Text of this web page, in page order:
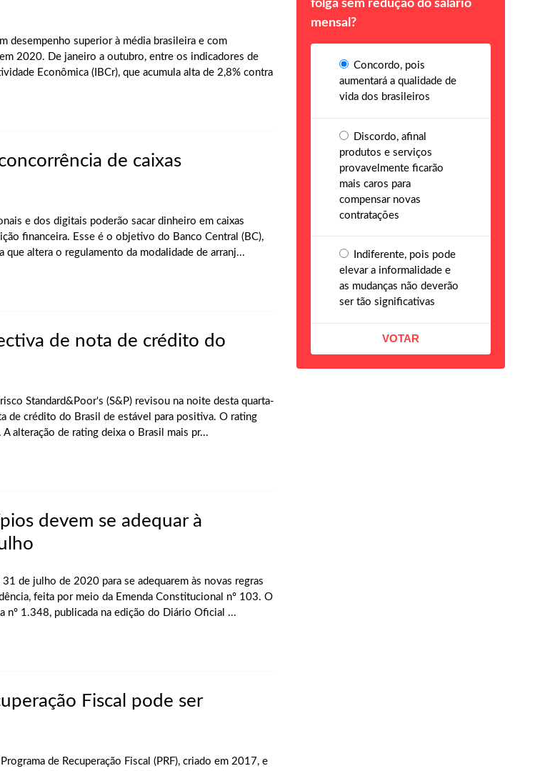
desempenho superior à média brasileira e com
2020. De janeiro a outubro, entre os indicadores de
Econômica (IBCr), que acumula alta de 2,8% contra
de caixas
e dos digitais poderão sacar dinheiro em caixas
financeira. Esse é o objetivo do Banco Central (BC),
que altera o regulamento da modalidade de arranj...
de nota de crédito do
Standard&Poor's (S&P) revisou na noite desta quarta-
de crédito do Brasil de estável para positiva. O rating
alteração de rating deixa o Brasil mais pr...
devem se adequar à
de julho de 2020 para se adequarem às novas regras
feita por meio da Emenda Constitucional nº 103. O
nº 1.348, publicada na edição do Diário Oficial ...
Fiscal pode ser
de Recuperação Fiscal (PRF), criado em 2017, e
folga sem redução do salário
mensal?
Concordo, pois
aumentará a qualidade de
vida dos brasileiros
Discordo, afinal
produtos e serviços
provavelmente ficarão
mais caros para
compensar novas
contratações
Indiferente, pois pode
elevar a informalidade e
as mudanças não deverão
ser tão significativas